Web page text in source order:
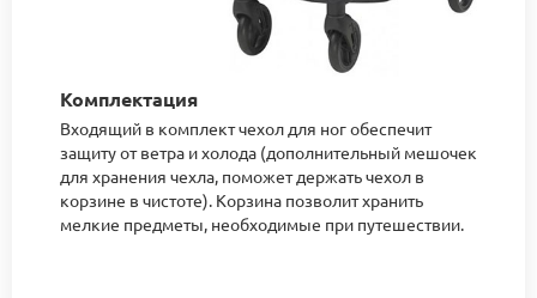
Комплектация
Входящий в комплект чехол для ног обеспечит
защиту от ветра и холода (дополнительный мешочек
для хранения чехла, поможет держать чехол в
корзине в чистоте). Корзина позволит хранить
мелкие предметы, необходимые при путешествии.